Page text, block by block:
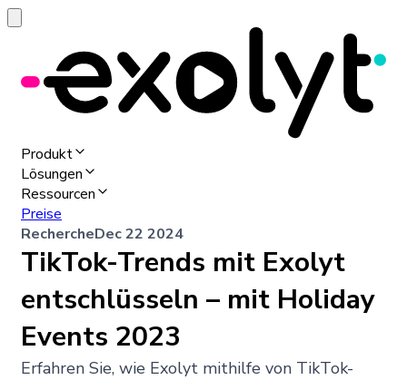
Produkt
Lösungen
Ressourcen
Preise
RechercheDec 22 2024
TikTok-Trends mit Exolyt
entschlüsseln – mit Holiday
Events 2023
Erfahren Sie, wie Exolyt mithilfe von TikTok-